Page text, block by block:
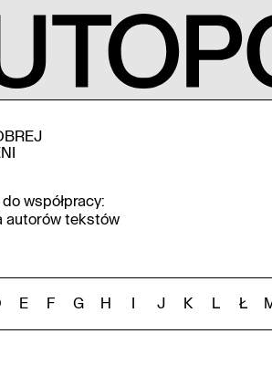
współpracy:
autorów tekstów
E F G H I J K L Ł